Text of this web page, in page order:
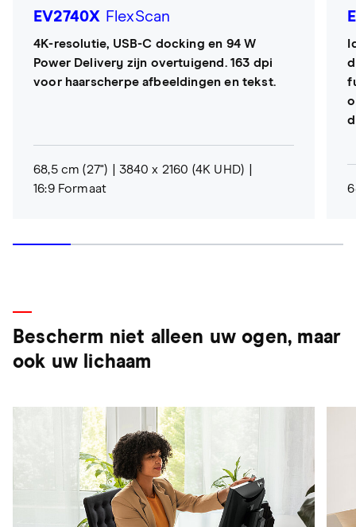
EV2740X FlexScan
4K-resolutie, USB-C docking en 94 W
Power Delivery zijn overtuigend. 163 dpi
voor haarscherpe afbeeldingen en tekst.
68,5 cm (27")
3840 x 2160 (4K UHD)
16:9 Formaat
Bescherm niet alleen uw ogen, maar
ook uw lichaam